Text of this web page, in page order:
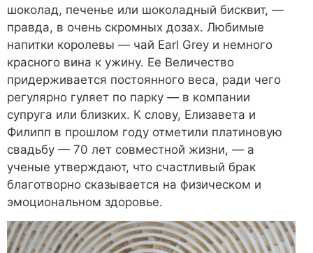
шоколад, печенье или шоколадный бисквит, —
правда, в очень скромных дозах. Любимые
напитки королевы — чай Earl Grey и немного
красного вина к ужину. Ее Величество
придерживается постоянного веса, ради чего
регулярно гуляет по парку — в компании
супруга или близких. К слову, Елизавета и
Филипп в прошлом году отметили платиновую
свадьбу — 70 лет совместной жизни, — а
ученые утверждают, что счастливый брак
благотворно сказывается на физическом и
эмоциональном здоровье.